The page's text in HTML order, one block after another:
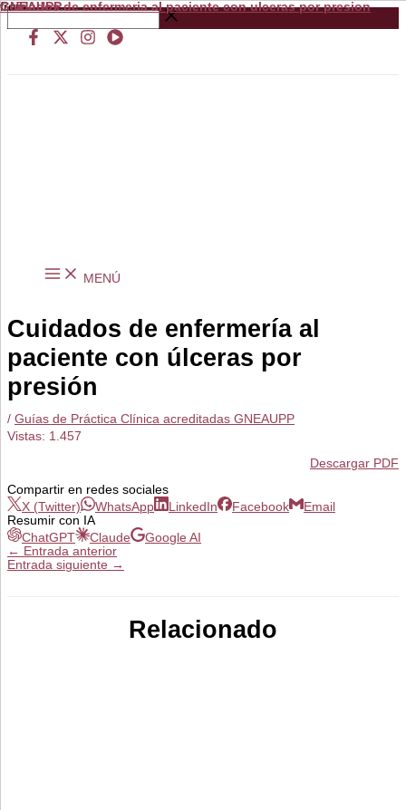
Ir
al
contenido
Buscar
…
MENÚ
Cuidados de enfermería al
paciente con úlceras por
presión
/ Guías de Práctica Clínica acreditadas GNEAUPP
Vistas: 1.457
Cuidados de enfermeria al paciente con ulceras por presion
from
GNEAUPP.
Descargar PDF
Compartir en redes sociales
X (Twitter)
WhatsApp LinkedIn Facebook
Email
Resumir con IA
ChatGPT
Claude
Google AI
← Entrada anterior
Entrada siguiente →
Relacionado